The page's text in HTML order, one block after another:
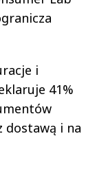
i
41%
dostawą i na